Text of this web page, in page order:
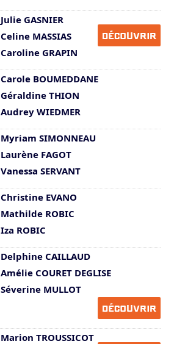
Julie GASNIER
Celine MASSIAS
Caroline GRAPIN
DÉCOUVRIR
Carole BOUMEDDANE
Géraldine THION
Audrey WIEDMER
Myriam SIMONNEAU
Laurène FAGOT
Vanessa SERVANT
Christine EVANO
Mathilde ROBIC
Iza ROBIC
Delphine CAILLAUD
Amélie COURET DEGLISE
Séverine MULLOT
DÉCOUVRIR
Marion TROUSSICOT